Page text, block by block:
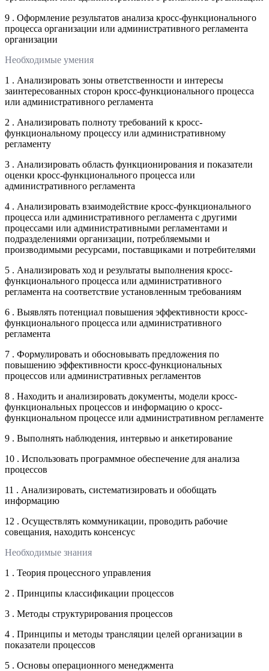
9 . Оформление результатов анализа кросс-функционального
процесса организации или административного регламента
организации
Необходимые умения
1 . Анализировать зоны ответственности и интересы
заинтересованных сторон кросс-функционального процесса
или административного регламента
2 . Анализировать полноту требований к кросс-
функциональному процессу или административному
регламенту
3 . Анализировать область функционирования и показатели
оценки кросс-функционального процесса или
административного регламента
4 . Анализировать взаимодействие кросс-функционального
процесса или административного регламента с другими
процессами или административными регламентами и
подразделениями организации, потребляемыми и
производимыми ресурсами, поставщиками и потребителями
5 . Анализировать ход и результаты выполнения кросс-
функционального процесса или административного
регламента на соответствие установленным требованиям
6 . Выявлять потенциал повышения эффективности кросс-
функционального процесса или административного
регламента
7 . Формулировать и обосновывать предложения по
повышению эффективности кросс-функциональных
процессов или административных регламентов
8 . Находить и анализировать документы, модели кросс-
функциональных процессов и информацию о кросс-
функциональном процессе или административном регламенте
9 . Выполнять наблюдения, интервью и анкетирование
10 . Использовать программное обеспечение для анализа
процессов
11 . Анализировать, систематизировать и обобщать
информацию
12 . Осуществлять коммуникации, проводить рабочие
совещания, находить консенсус
Необходимые знания
1 . Теория процессного управления
2 . Принципы классификации процессов
3 . Методы структурирования процессов
4 . Принципы и методы трансляции целей организации в
показатели процессов
5 . Основы операционного менеджмента